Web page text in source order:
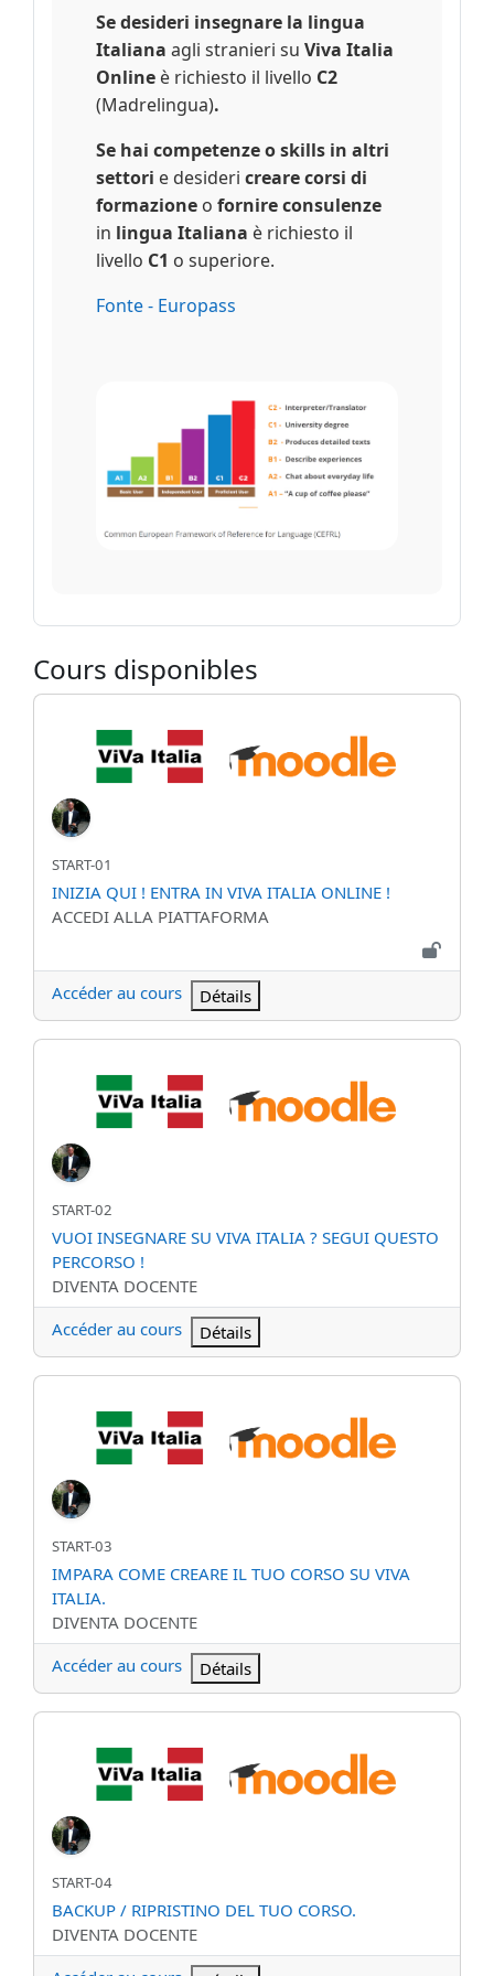
Se desideri insegnare la lingua
Italiana agli stranieri suViva Italia
Online è richiesto il livello C2
(Madrelingua).
Se hai competenze o skills in altri
settori e desidericreare corsi di
formazione ofornire consulenze
in lingua Italiana è richiesto il
livello C1 o superiore.
Fonte - Europass
Cours disponibles
INIZIA QUI ! ENTRA IN VIVA ITALIA ONLINE !
Nom abrégé du cours
START-01
Nom du cours
INIZIA QUI ! ENTRA IN VIVA ITALIA ONLINE !
Catégorie de cours
ACCEDI ALLA PIATTAFORMA
Accéder au cours Détails
VUOI INSEGNARE SU VIVA ITALIA ? SEGUI QUESTO
Nom abrégé du cours
START-02
Nom du cours
VUOI INSEGNARE SU VIVA ITALIA ? SEGUI QUESTO
PERCORSO !
Catégorie de cours
DIVENTA DOCENTE
Accéder au cours
Détails
IMPARA COME CREARE IL TUO CORSO SU VIVA ITALIA.
Nom abrégé du cours
START-03
Nom du cours
IMPARA COME CREARE IL TUO CORSO SU VIVA
ITALIA.
Catégorie de cours
DIVENTA DOCENTE
Accéder au cours
Détails
BACKUP / RIPRISTINO DEL TUO CORSO.
Nom abrégé du cours
START-04
Nom du cours
BACKUP / RIPRISTINO DEL TUO CORSO.
Catégorie de cours
DIVENTA DOCENTE